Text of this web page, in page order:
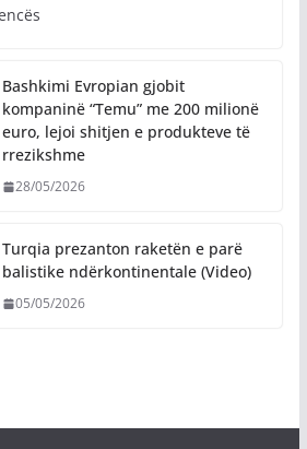
Bashkimi Evropian gjobit
kompaninë “Temu” me 200 milionë
euro, lejoi shitjen e produkteve të
rrezikshme
28/05/2026
Turqia prezanton raketën e parë
balistike ndërkontinentale (Video)
05/05/2026